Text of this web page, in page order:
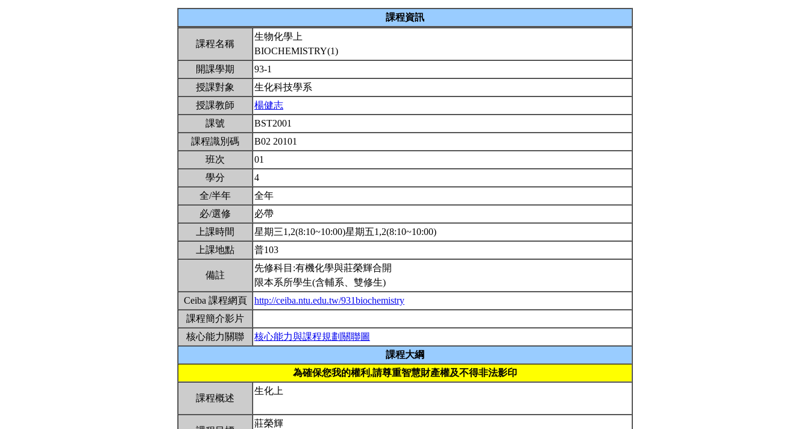
課程資訊
課程名稱
生物化學上
BIOCHEMISTRY(1)
開課學期
93-1
授課對象
生化科技學系
授課教師
楊健志
課號
BST2001
課程識別碼
B02 20101
班次
01
學分
4
全/半年
全年
必/選修
必帶
上課時間
星期三1,2(8:10~10:00)星期五1,2(8:10~10:00)
上課地點
普103
備註
先修科目:有機化學與莊榮輝合開
限本系所學生(含輔系、雙修生)
Ceiba 課程網頁
http://ceiba.ntu.edu.tw/931biochemistry
課程簡介影片
核心能力關聯
核心能力與課程規劃關聯圖
課程大綱
為確保您我的權利,請尊重智慧財產權及不得非法影印
課程概述
生化上
莊榮輝